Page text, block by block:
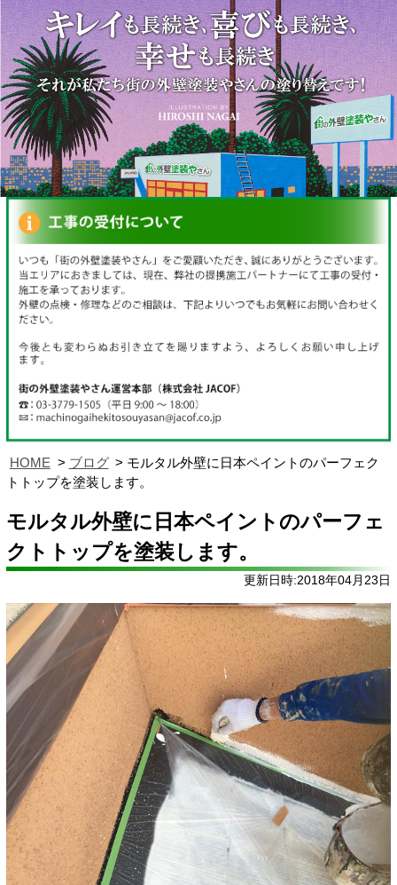
HOME ブログ
モルタル外壁に日本ペイントのパーフェク
トトップを塗装します。
モルタル外壁に日本ペイントのパーフェ
クトトップを塗装します。
更新日時:2018年04月23日